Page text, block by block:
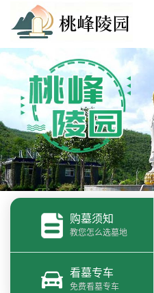
购墓须知
教您怎么选墓地
看墓专车
免费看墓专车